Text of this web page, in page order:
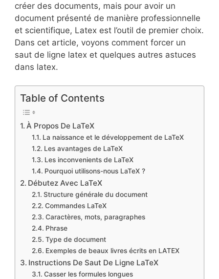
créer des documents, mais pour avoir un
document présenté de manière professionnelle
et scientifique, Latex est l’outil de premier choix.
Dans cet article, voyons comment forcer un
saut de ligne latex et quelques autres astuces
dans latex.
Table of Contents
À Propos De LaTeX
La naissance et le développement de LaTeX
Les avantages de LaTeX
Les inconvenients de LaTeX
Pourquoi utilisons-nous LaTeX ?
Débutez Avec LaTeX
Structure générale du document
Commandes LaTeX
Caractères, mots, paragraphes
Phrase
Type de document
Exemples de beaux livres écrits en LATEX
Instructions De Saut De Ligne LaTeX
Casser les formules longues